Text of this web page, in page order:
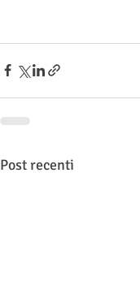
Post recenti